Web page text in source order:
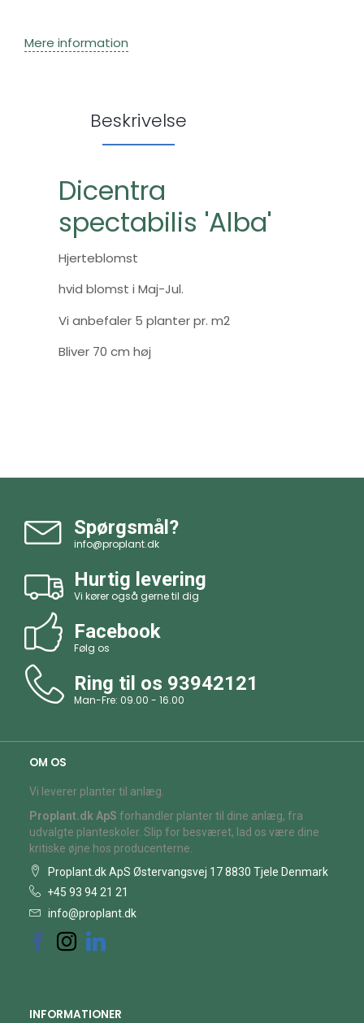
Mere information
Beskrivelse
Dicentra
spectabilis 'Alba'
Hjerteblomst
hvid blomst i Maj-Jul.
Vi anbefaler 5 planter pr. m2
Bliver 70 cm høj
Spørgsmål?
info@proplant.dk
Hurtig levering
Vi kører også gerne til dig
Facebook
Følg os
Ring til os 93942121
Man-Fre: 09.00 - 16.00
OM OS
Vi leverer planter til anlæg.
Proplant.dk ApS forhandler planter til dine anlæg, fra
udvalgte planteskoler. Slip for besværet, lad os være dine
kritiske øjne hos producenterne.
Proplant.dk ApS Østervangsvej 17 8830 Tjele Denmark
+45 93 94 21 21
info@proplant.dk
INFORMATIONER